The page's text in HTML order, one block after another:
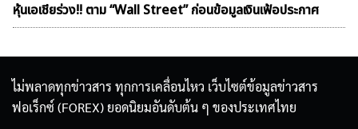
หุ้นเอเชียร่วง!! ตาม “Wall Street” ก่อนข้อมูลเงินเฟ้อประกาศ
ไม่พลาดทุกข่าวสาร ทุกการเคลื่อนไหว เว็บไซต์ข้อมูลข่าวสาร
ฟอเร็กซ์ (FOREX) ยอดนิยมอันดับต้น ๆ ของประเทศไทย